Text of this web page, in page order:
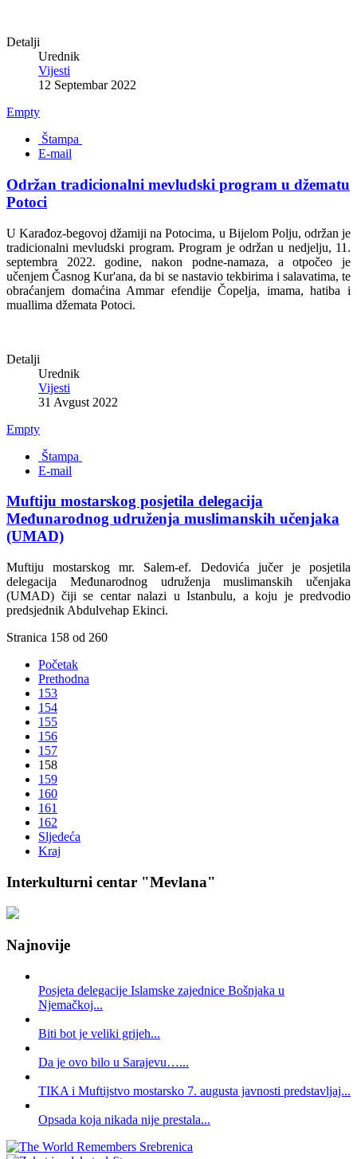
Detalji
Urednik
Vijesti
12 Septembar 2022
Empty
Štampa
E-mail
Održan tradicionalni mevludski program u džematu
Potoci
U Karađoz-begovoj džamiji na Potocima, u Bijelom Polju, održan je
tradicionalni mevludski program. Program je održan u nedjelju, 11.
septembra 2022. godine, nakon podne-namaza, a otpočeo je
učenjem Časnog Kur'ana, da bi se nastavio tekbirima i salavatima, te
obraćanjem domaćina Ammar efendije Čopelja, imama, hatiba i
muallima džemata Potoci.
Detalji
Urednik
Vijesti
31 Avgust 2022
Empty
Štampa
E-mail
Muftiju mostarskog posjetila delegacija
Međunarodnog udruženja muslimanskih učenjaka
(UMAD)
Muftiju mostarskog mr. Salem-ef. Dedovića jučer je posjetila
delegacija Međunarodnog udruženja muslimanskih učenjaka
(UMAD) čiji se centar nalazi u Istanbulu, a koju je predvodio
predsjednik Abdulvehap Ekinci.
Stranica 158 od 260
Početak
Prethodna
153
154
155
156
157
158
159
160
161
162
Sljedeća
Kraj
Interkulturni centar "Mevlana"
Najnovije
Posjeta delegacije Islamske zajednice Bošnjaka u
Njemačkoj...
Biti bot je veliki grijeh...
Da je ovo bilo u Sarajevu…...
TIKA i Muftijstvo mostarsko 7. augusta javnosti predstavljaj...
Opsada koja nikada nije prestala...